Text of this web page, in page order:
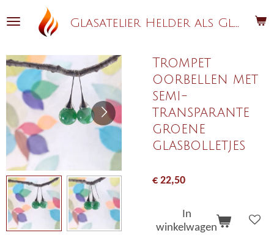
direct
hoofdinhoud
G
lasatelier Helder als Glas
Trompet
oorbellen met
semi-
transparante
groene
glasbolletjes
€ 22,50
In
winkelwagen